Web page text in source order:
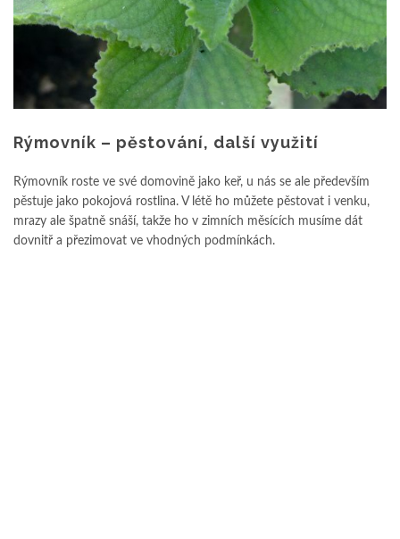
Rýmovník – pěstování, další využití
Rýmovník roste ve své domovině jako keř, u nás se ale především
pěstuje jako pokojová rostlina. V létě ho můžete pěstovat i venku,
mrazy ale špatně snáší, takže ho v zimních měsících musíme dát
dovnitř a přezimovat ve vhodných podmínkách.